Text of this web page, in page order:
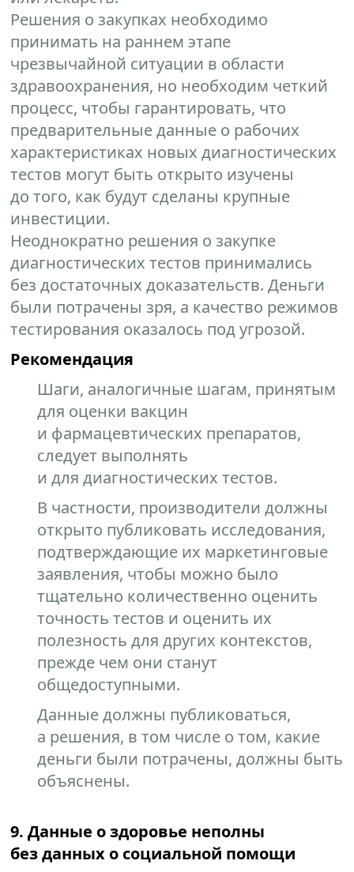
Решения о закупках необходимо
принимать на раннем этапе
чрезвычайной ситуации в области
здравоохранения, но необходим четкий
процесс, чтобы гарантировать, что
предварительные данные о рабочих
характеристиках новых диагностических
тестов могут быть открыто изучены
до того, как будут сделаны крупные
инвестиции.
Неоднократно решения о закупке
диагностических тестов принимались
без достаточных доказательств. Деньги
были потрачены зря, а качество режимов
тестирования оказалось под угрозой.
Рекомендация
Шаги, аналогичные шагам, принятым
для оценки вакцин
и фармацевтических препаратов,
следует выполнять
и для диагностических тестов.
В частности, производители должны
открыто публиковать исследования,
подтверждающие их маркетинговые
заявления, чтобы можно было
тщательно количественно оценить
точность тестов и оценить их
полезность для других контекстов,
прежде чем они станут
общедоступными.
Данные должны публиковаться,
а решения, в том числе о том, какие
деньги были потрачены, должны быть
объяснены.
9. Данные о здоровье неполны
без данных о социальной помощи